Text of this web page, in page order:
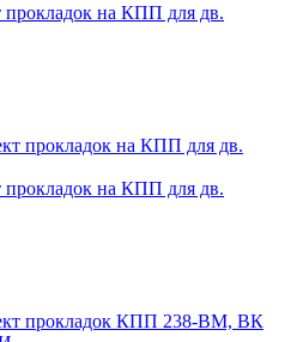
прокладок на КПП для дв.
прокладок на КПП для дв.